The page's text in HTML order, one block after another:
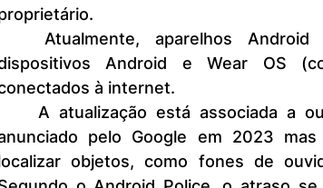
Android e Wear OS
à internet.
pelo Google em 2023
objetos, como fones de